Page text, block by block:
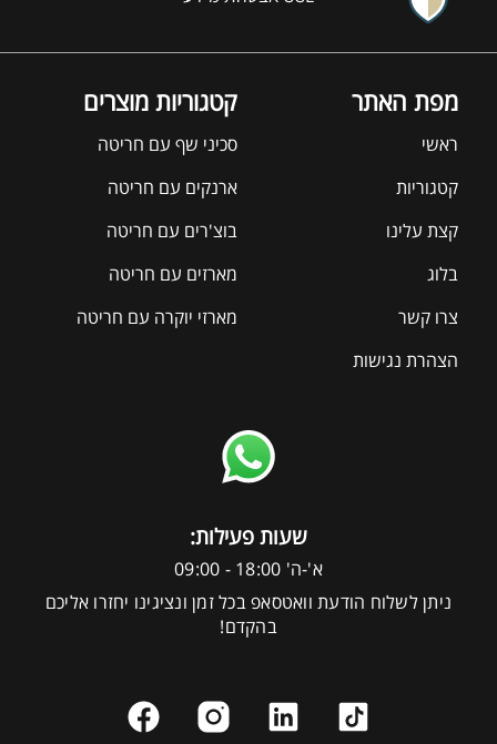
קטגוריות מוצרים
סכיני שף עם חריטה
ארנקים עם חריטה
בוצ'רים עם חריטה
מארזים עם חריטה
מארזי יוקרה עם חריטה
מפת האתר
ראשי
קטגוריות
קצת עלינו
בלוג
צרו קשר
הצהרת נגישות
:שעות פעילות
א'-ה' 18:00 - 09:00
ניתן לשלוח הודעת וואטסאפ בכל זמן ונציגינו יחזרו אליכם
בהקדם!